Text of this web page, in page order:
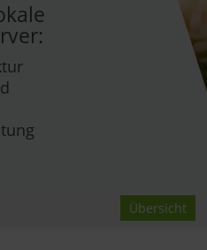
Übersicht